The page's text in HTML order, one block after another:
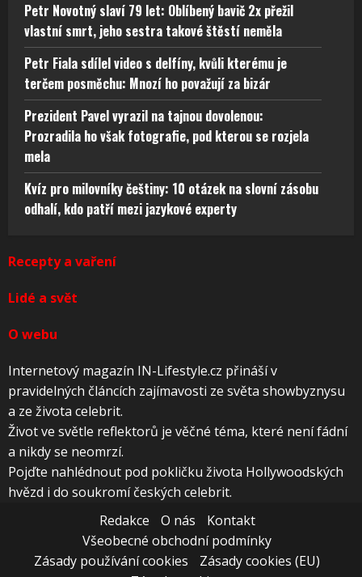
Petr Novotný slaví 79 let: Oblíbený bavič 2x přežil
vlastní smrt, jeho sestra takové štěstí neměla
Petr Fiala sdílel video s delfíny, kvůli kterému je
terčem posměchu: Mnozí ho považují za bizár
Prezident Pavel vyrazil na tajnou dovolenou:
Prozradila ho však fotografie, pod kterou se rozjela
mela
Kvíz pro milovníky češtiny: 10 otázek na slovní zásobu
odhalí, kdo patří mezi jazykové experty
Recepty a vaření
Lidé a svět
O webu
Internetový magazín IN-Lifestyle.cz přináší v
pravidelných článcích zajímavosti ze světa showbyznysu
a ze života celebrit.
Život ve světle reflektorů je věčné téma, které není fádní
a nikdy se neomrzí.
Pojďte nahlédnout pod pokličku života Hollywoodských
hvězd i do soukromí českých celebrit.
Redakce
O nás
Kontakt
Všeobecné obchodní podmínky
Zásady používání cookies
Zásady cookies (EU)